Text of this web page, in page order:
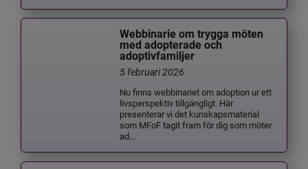
Webbinarie om trygga möten
med adopterade och
adoptivfamiljer
5 februari 2026
Nu finns webbinariet om adoption ur ett
livsperspektiv tillgängligt. Här
presenterar vi det kunskapsmaterial
som MFoF tagit fram för dig som möter
ad...